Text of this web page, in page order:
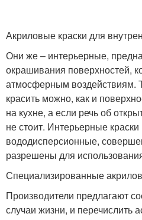
Акриловые краски для
Они же – интерьерные,
окрашивания поверхностей,
атмосферным воздействиям.
красить можно, как и
на кухне, а если речь об
не стоит. Интерьерные
вододисперсионные,
разрешены для
Специализированные
Производители предлагают
случаи жизни, и перечислить